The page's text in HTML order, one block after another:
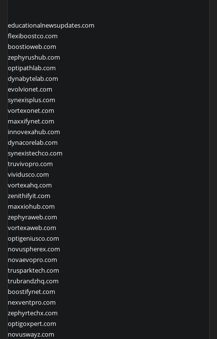
educationalnewsupdates.com
flexiboostco.com
boostioweb.com
zephyrushub.com
optipathlab.com
dynabytelab.com
evolvionet.com
synexisplus.com
vortexonet.com
maxxifynet.com
innovexahub.com
dynacorelab.com
synexistechco.com
truvivopro.com
vividusco.com
vortexahq.com
zenithifyit.com
maxxiohub.com
zephyraweb.com
vortexaweb.com
optigeniusco.com
novuspherex.com
novaevopro.com
trusparktech.com
trubrandzhq.com
boostifynet.com
nexventpro.com
zephyrtechx.com
optigoxpert.com
novuswayz.com